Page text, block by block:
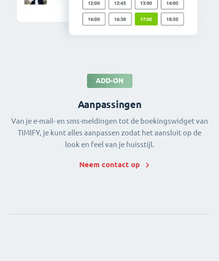
ADD-ON
Aanpassingen
Van je e-mail- en sms-meldingen tot de boekingswidget van
TIMIFY, je kunt alles aanpassen zodat het aansluit op de
look en feel van je huisstijl.
Neem contact op